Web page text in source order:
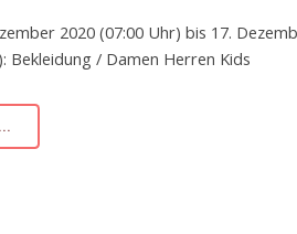
2020 (07:00 Uhr) bis 17.
Bekleidung / Damen Herren Kids